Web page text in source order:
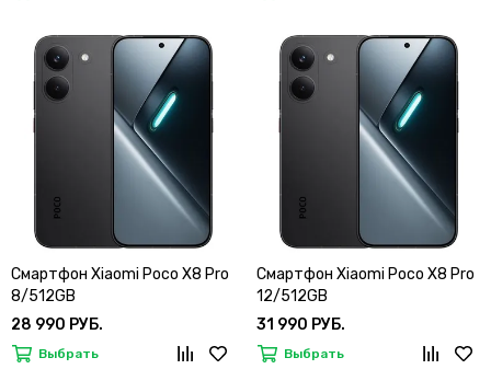
Смартфон Xiaomi Poco X8 Pro
8/512GB
28 990 РУБ.
Выбрать
Смартфон Xiaomi Poco X8 Pro
12/512GB
31 990 РУБ.
Выбрать